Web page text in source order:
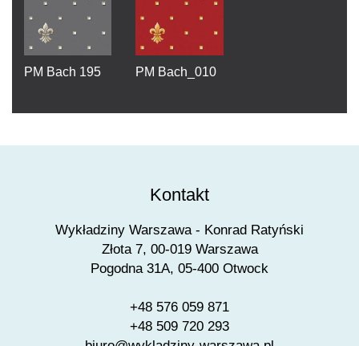
PM Bach 195 PM Bach_010
Kontakt
Wykładziny Warszawa - Konrad Ratyński
Złota 7, 00-019 Warszawa
Pogodna 31A, 05-400 Otwock
+48 576 059 871
+48 509 720 293